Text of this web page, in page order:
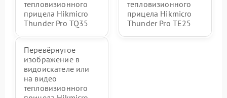
тепловизионного
прицела Hikmicro
Thunder Pro TQ35
тепловизионного
прицела Hikmicro
Thunder Pro TE25
Перевёрнутое
изображение в
видоискателе или
на видео
тепловизионного